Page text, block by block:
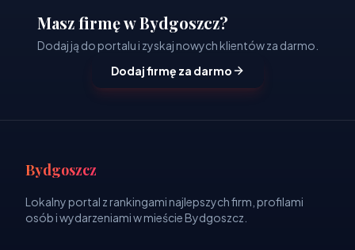
Masz firmę w Bydgoszcz?
Dodaj ją do portalu i zyskaj nowych klientów za darmo.
Dodaj firmę za darmo
Bydgoszcz
Lokalny portal z rankingami najlepszych firm, profilami
osób i wydarzeniami w mieście Bydgoszcz.